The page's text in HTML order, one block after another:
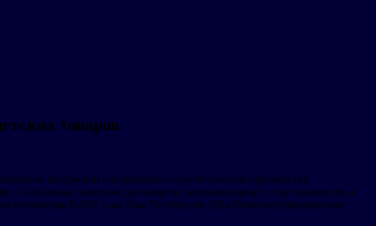
товаров
подписали соглашение о стратегическом партнерстве,
«Глобальная синергия для защиты новорожденных», где основатель и
полимерам BASF г-жа Миа Петтерссон (Mia Pettersson) официально